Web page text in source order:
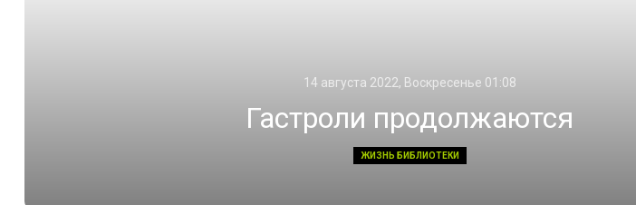
14 августа 2022, Воскресенье 01:08
Гастроли продолжаются
ЖИЗНЬ БИБЛИОТЕКИ